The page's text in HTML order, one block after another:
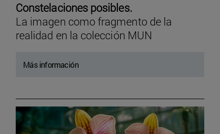
Constelaciones posibles.
La imagen como fragmento de la
realidad en la colección MUN
Más información